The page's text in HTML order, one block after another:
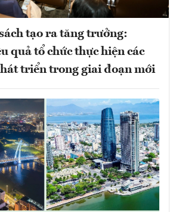
tạo ra tăng trưởng:
quả tổ chức thực hiện các
triển trong giai đoạn mới